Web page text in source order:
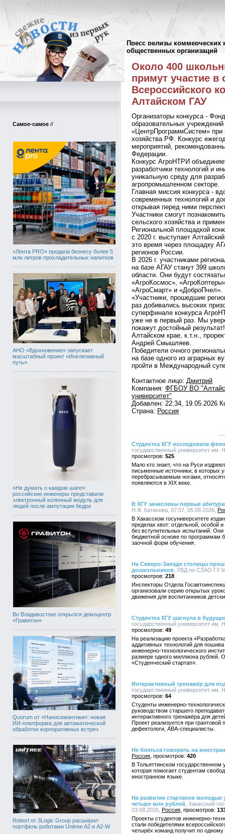
Пресс релизы коммерческих
общественных организаций
Самое-самое //
«Лента PRO» продала бизнесу более 5
млн литров прохладительных напитков
АНО «Вдохновение» запускает
масштабный проект «Инклюзивный
путь»
«Не думать о каждом шаге»:
российские инженеры представили
электронный коленный модуль для
людей после ампутации бедра
Во Владивостоке открылся демоцентр
«Гравитон»
Quorum от «Наносемантики»: новая
ИИ-платформа для автоматической
обработки корпоративных встреч
Robort от 3Logic Group расширил
портфель роботами Unitree A2 и A2-W
Пресс-релизы//
Около 400
примут участие в
Всероссийского
Алтайском ГАУ
Организаторы конкурса -
образовательных
«ЦентрПрограммСистем» при
хозяйства РФ. Конкурс
мероприятий,
Федерации.
Конкурс АгроНТРИ
разработчики технологий и
уникальную среду для
агропромышленном секторе.
Главная миссия конкурса -
современных технологий и
открывая перед ними
Участники смогут
сельского хозяйства и
Региональной площадкой
с 2020 г. выступает
это время через площадку
регионов России.
В 2026 г. участниками
на базе АГАУ станут 399
области. Они будут
«АгроКосмос»,
«АгроСмарт» и «ДоброПчел».
«Участники, прошедшие
раз добивались высоких
суперфинале конкурса
уже не в первый раз. Мы
покажут достойный
Алтайском крае, к.т.н.,
Андрей Смышляев.
Победители очного
на базе одного из аграрных
пройти в Международный
Контактное лицо: Дмитрий
Компания: ФГБОУ ВО
университет"
Добавлен: 22:34, 19.05.2026
Страна: Россия
Студентка ХГУ исследовала
государственный университет им.
525
Мало кто знает, что на Руси
письменные источники, в которых
перебрасываемым ногами,
появляются в XIX веке.
В ХГУ зачислены первые
Н.Ф. Катанова, 07:57, 05.08.2026,
В Хакасском госуниверситете
пределах квот: отдельной, особой
без вступительных испытаний.
бюджетной основе по программам
заочной форм обучения.
На Северо-Западе столицы
дошкольников , УВД по СЗАО ГУ
218
Инспекторы Отдела
организовали серию открытых
движения для воспитанников
Студентка ХГУ шагнула в
государственный университет им.
49
На реализацию проекта
аддитивных технологий для
инженерно-технологического
размере одного миллиона рублей.
«Студенческий стартап».
Интерактивный тренажёр для
государственный университет им.
64
Студенты инженерно-
руководством старшего
интерактивного тренажёра для
Проект реализуется при грантовой
дефектологи, АВА-специалисты.
Не бояться говорить на
Россия
420
В Тольяттинском государственном
которая помогает студентам
иностранном языке.
На развитие стартапов
четыре млн рублей , Хакасский
03.08.2026, Россия
Проекты студентов инженерно-
стали победителями
четырёх команд получит по